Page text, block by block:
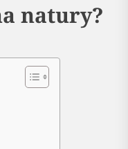
natury?